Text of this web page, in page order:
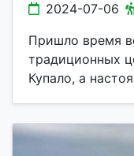
2024-07-06
Пришло время
традиционных
Купало, а